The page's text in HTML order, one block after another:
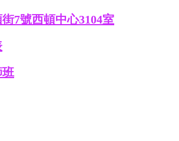
7號西頓中心3104室
班